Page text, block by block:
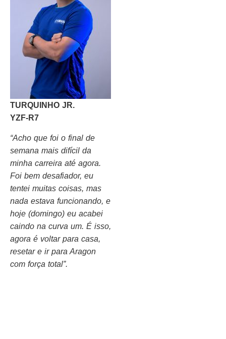
TURQUINHO JR.
YZF-R7
“Acho que foi o final de
semana mais difícil da
minha carreira até agora.
Foi bem desafiador, eu
tentei muitas coisas, mas
nada estava funcionando, e
hoje (domingo) eu acabei
caindo na curva um. É isso,
agora é voltar para casa,
resetar e ir para Aragon
com força total”.